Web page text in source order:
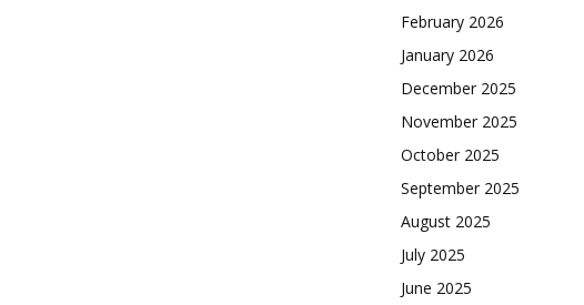
February 2026
January 2026
December 2025
November 2025
October 2025
September 2025
August 2025
July 2025
June 2025